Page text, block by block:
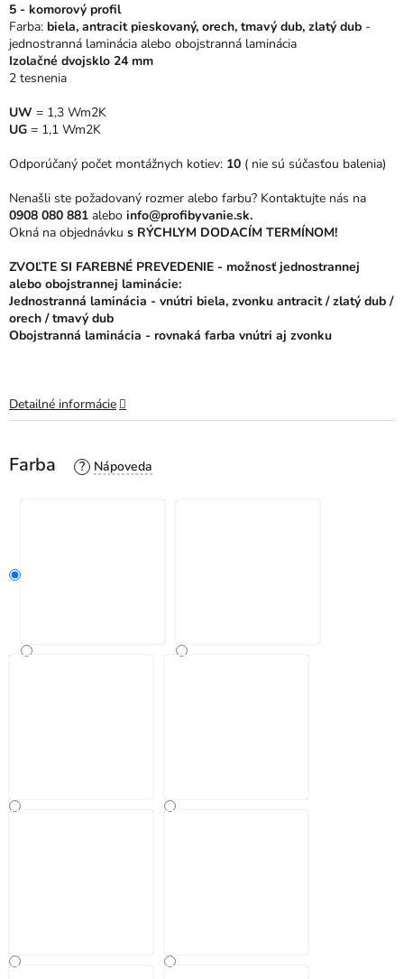
Farba ?
5 - komorový profil
Farba: biela, antracit pieskovaný, orech, tmavý dub, zlatý dub -
jednostranná laminácia alebo obojstranná laminácia
Izolačné dvojsklo 24 mm
2 tesnenia
UW = 1,3 Wm2K
UG = 1,1 Wm2K
Odporúčaný počet montážnych kotiev: 10 ( nie sú súčasťou balenia)
Nenašli ste požadovaný rozmer alebo farbu? Kontaktujte nás na
0908 080 881 alebo info@profibyvanie.sk.
Okná na objednávku s RÝCHLYM DODACÍM TERMÍNOM!
ZVOĽTE SI FAREBNÉ PREVEDENIE - možnosť jednostrannej
alebo obojstrannej laminácie:
Jednostranná laminácia - vnútri biela, zvonku antracit / zlatý dub /
orech / tmavý dub
Obojstranná laminácia - rovnaká farba vnútri aj zvonku
Detailné informácie